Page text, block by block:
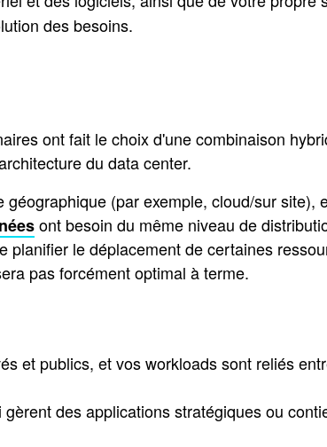
des besoins.
ont fait le choix d'une combinaison
du data center.
(par exemple, cloud/sur site),
ont besoin du même niveau de
le déplacement de certaines
pas forcément optimal à terme.
et publics, et vos workloads sont reliés
des applications stratégiques ou